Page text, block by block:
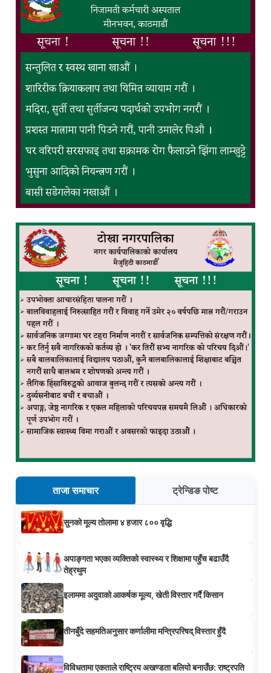
ताजा समाचार ट्रेन्डिङ पोष्ट
सुनको मूल्य तोलामा ४ हजार ८०० वृद्धि
अपाङ्गता भएका व्यक्तिको स्वास्थ्य र शिक्षामा पहुँच बढाउँदै
तेह्रथुम
इलाममा अदुवाको आकर्षक मूल्य, खेती विस्तार गर्दै किसान
तीनबुँदे सहमतिअनुसार कर्णालीमा मन्त्रिपरिषद् विस्तार हुँदै
विविधतामा एकताले राष्ट्रिय अखण्डता बलियो बनाउँछ: राष्ट्रपति